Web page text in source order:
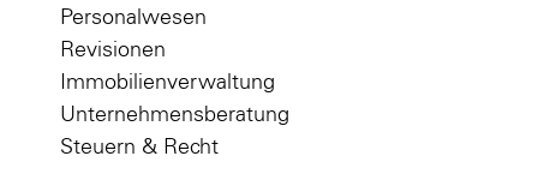
Personalwesen
Revisionen
Immobilienverwaltung
Unternehmensberatung
Steuern & Recht